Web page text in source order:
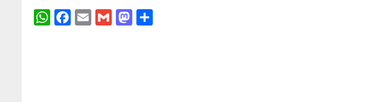
WhatsApp
Facebook
EmailGmailMastodon